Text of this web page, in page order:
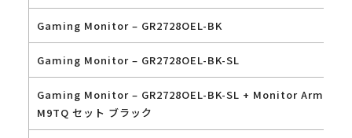
Gaming Monitor – GR2728OEL-BK
Gaming Monitor – GR2728OEL-BK-SL
Gaming Monitor – GR2728OEL-BK-SL + Monitor Arm –
M9TQ セット ブラック